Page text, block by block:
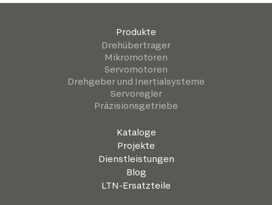
Produkte
Drehübertrager
Mikromotoren
Servomotoren
Drehgeber und Inertialsysteme
Servoregler
Präzisionsgetriebe
Kataloge
Projekte
Dienstleistungen
Blog
LTN-Ersatzteile